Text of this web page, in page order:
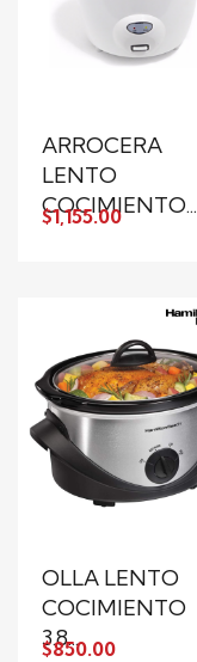
ARROCERA
LENTO
COCIMIENTO...
$1,155.00
OLLA LENTO
COCIMIENTO
3.8...
$850.00